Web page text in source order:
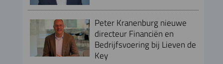
Peter Kranenburg nieuwe
directeur Financiën en
Bedrijfsvoering bij Lieven de
Key